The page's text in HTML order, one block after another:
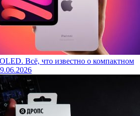
Всё, что известно о компактном